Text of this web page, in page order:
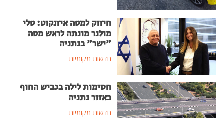
חיזוק למטה איזנקוט: טלי
מולנר מונתה לראש מטה
"ישר" בנתניה
חדשות מקומיות
חסימות לילה בכביש החוף
באזור נתניה
חדשות מקומיות